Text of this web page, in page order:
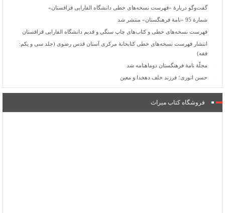
گفت‌وگو دربارۀ «فهرست نسخه‌های خطی دانشگاه الفارابی قزاقستان»
شمارۀ 95 «نامۀ فرهنگستان» منتشر شد
فهرست نسخه‌های خطی و کتاب‌های چاپ سنگی و قدیم دانشگاه الفارابی قزاقستان
انتشار فهرست نسخه‌های خطی کتابخانۀ مرکزی آستان قدس رضوی (جلد سی و یکم:
فقه)
مجلّۀ نامۀ فرهنگستان دوماهنامه شد
حسن انوری؛ فرزند خلف دهخدا و معین
فروشگاه کتاب میراث